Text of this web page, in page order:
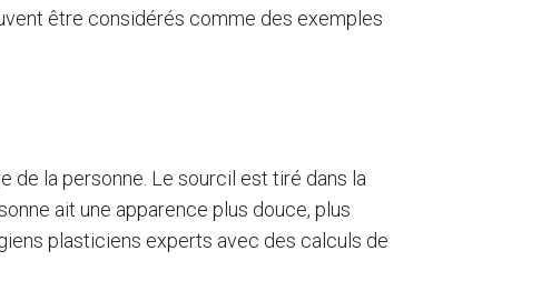
être considérés comme des exemples
la personne. Le sourcil est tiré dans la
ait une apparence plus douce, plus
plasticiens experts avec des calculs de